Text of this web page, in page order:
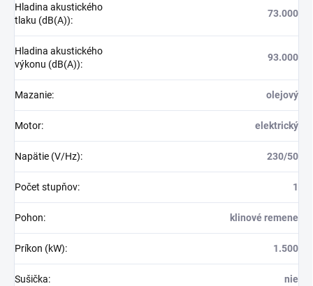
Hladina akustického
tlaku (dB(A)):
73.000
Hladina akustického
výkonu (dB(A)):
93.000
Mazanie: olejový
Motor: elektrický
Napätie (V/Hz): 230/50
Počet stupňov: 1
Pohon: klinové remene
Príkon (kW): 1.500
Sušička: nie